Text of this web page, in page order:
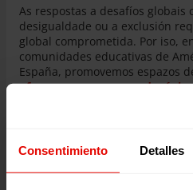
Consentimiento Detalles
As respostas a desafíos globais
desigualdade ou a exclusión
global comprometida. Por iso,
comunidades educativas de
España, promovemos espazos
ofrecemos recursos
promover unha educación
cidadanía global. Son exemplo
de entidades como a
Cometa.